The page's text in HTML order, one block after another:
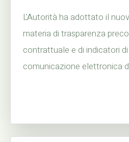
L'Autorità ha adottato il
materia di trasparenza
contrattuale e di indicatori
comunicazione elettronica